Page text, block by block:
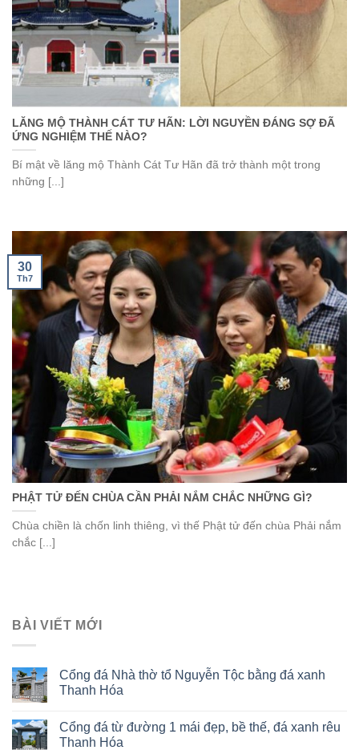
LĂNG MỘ THÀNH CÁT TƯ HÃN: LỜI NGUYỀN ĐÁNG SỢ ĐÃ
ỨNG NGHIỆM THẾ NÀO?
Bí mật về lăng mộ Thành Cát Tư Hãn đã trở thành một trong
những [...]
PHẬT TỬ ĐẾN CHÙA CẦN PHẢI NẮM CHẮC NHỮNG GÌ?
Chùa chiền là chốn linh thiêng, vì thế Phật tử đến chùa Phải nắm
chắc [...]
30
Th7
BÀI VIẾT MỚI
Cổng đá Nhà thờ tổ Nguyễn Tộc bằng đá xanh
Thanh Hóa
Cổng đá từ đường 1 mái đẹp, bề thế, đá xanh rêu
Thanh Hóa